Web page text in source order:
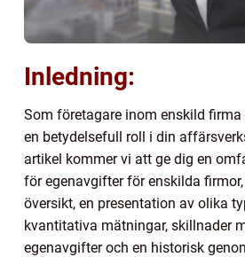
Inledning:
Som företagare inom enskild
en betydelsefull roll i din
artikel kommer vi att ge dig en
för egenavgifter för enskilda
översikt, en presentation av olika
kvantitativa mätningar, skillnader
egenavgifter och en historisk